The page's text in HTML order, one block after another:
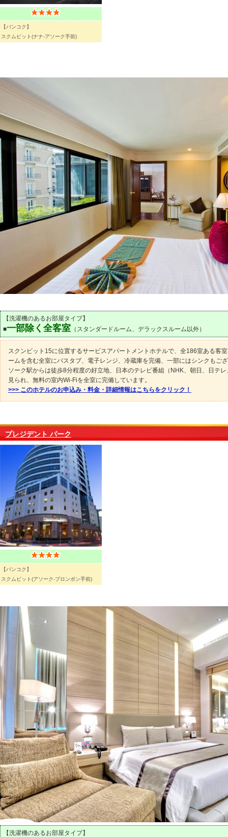
【バンコク】
スクムビット(ナナ-アソーク手前)
【洗濯機のあるお部屋タイプ】
■一部除く全客室 （スタンダードルーム、デラックスルーム以外）
スクンビット15に位置するサービスアパートメントホテルで、全186室ある客
ームを含む全室にバスタブ、電子レンジ、冷蔵庫を完備、一部にはシンクもご
ソーク駅からは徒歩8分程度の好立地、日本のテレビ番組（NHK、朝日、日テレ
見られ、無料の室内Wi-Fiを全室に完備しています。
>>> このホテルのお申込み・料金・詳細情報はこちらをクリック！
プレジデント パーク
【バンコク】
スクムビット(アソーク-プロンポン手前)
【洗濯機のあるお部屋タイプ】